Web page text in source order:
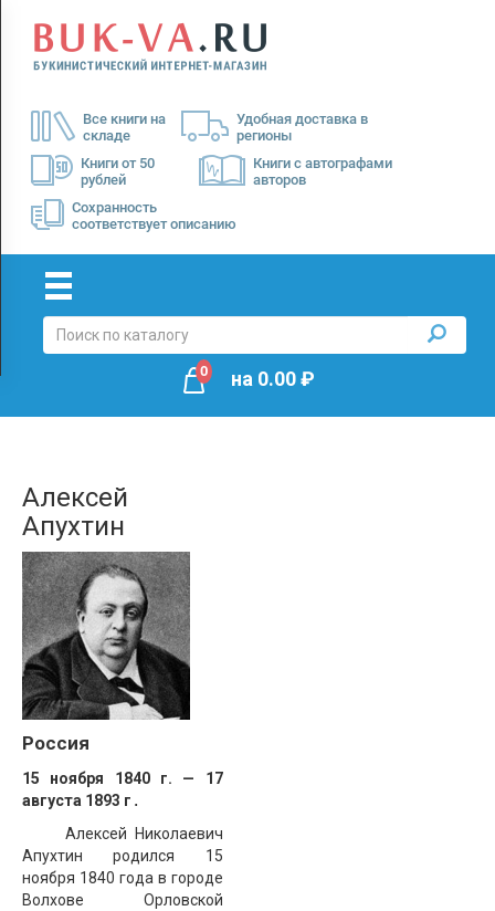
Все книги на
складе
Удобная доставка в
регионы
Книги от 50
рублей
Книги с автографами
авторов
Сохранность
соответствует описанию
Menu
Доставка
Оплата
0 на 0.00₽
Алексей
Апухтин
Россия
15 ноября 1840 г. — 17
августа 1893 г .
Алексей Николаевич
Апухтин родился 15
ноября 1840 года в городе
Волхове Орловской